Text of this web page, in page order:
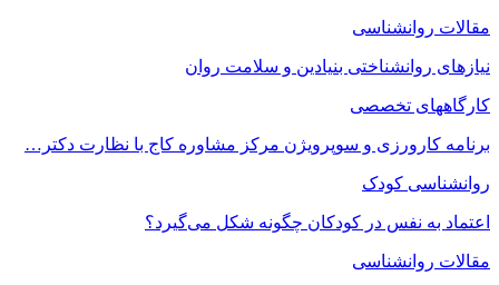
مقالات روانشناسی
نیازهای روانشناختی بنیادین و سلامت روان
کارگاههای تخصصی
برنامه کارورزی و سوپرویژن مرکز مشاوره کاج با نظارت دکتر…
روانشناسی کودک
اعتماد به‌ نفس در کودکان چگونه شکل می‌گیرد؟
مقالات روانشناسی